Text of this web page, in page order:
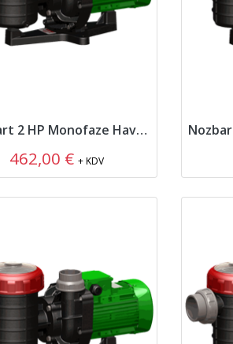
Nozbart 2 HP Monofaze Havuz Pompası
462,00 €+ KDV